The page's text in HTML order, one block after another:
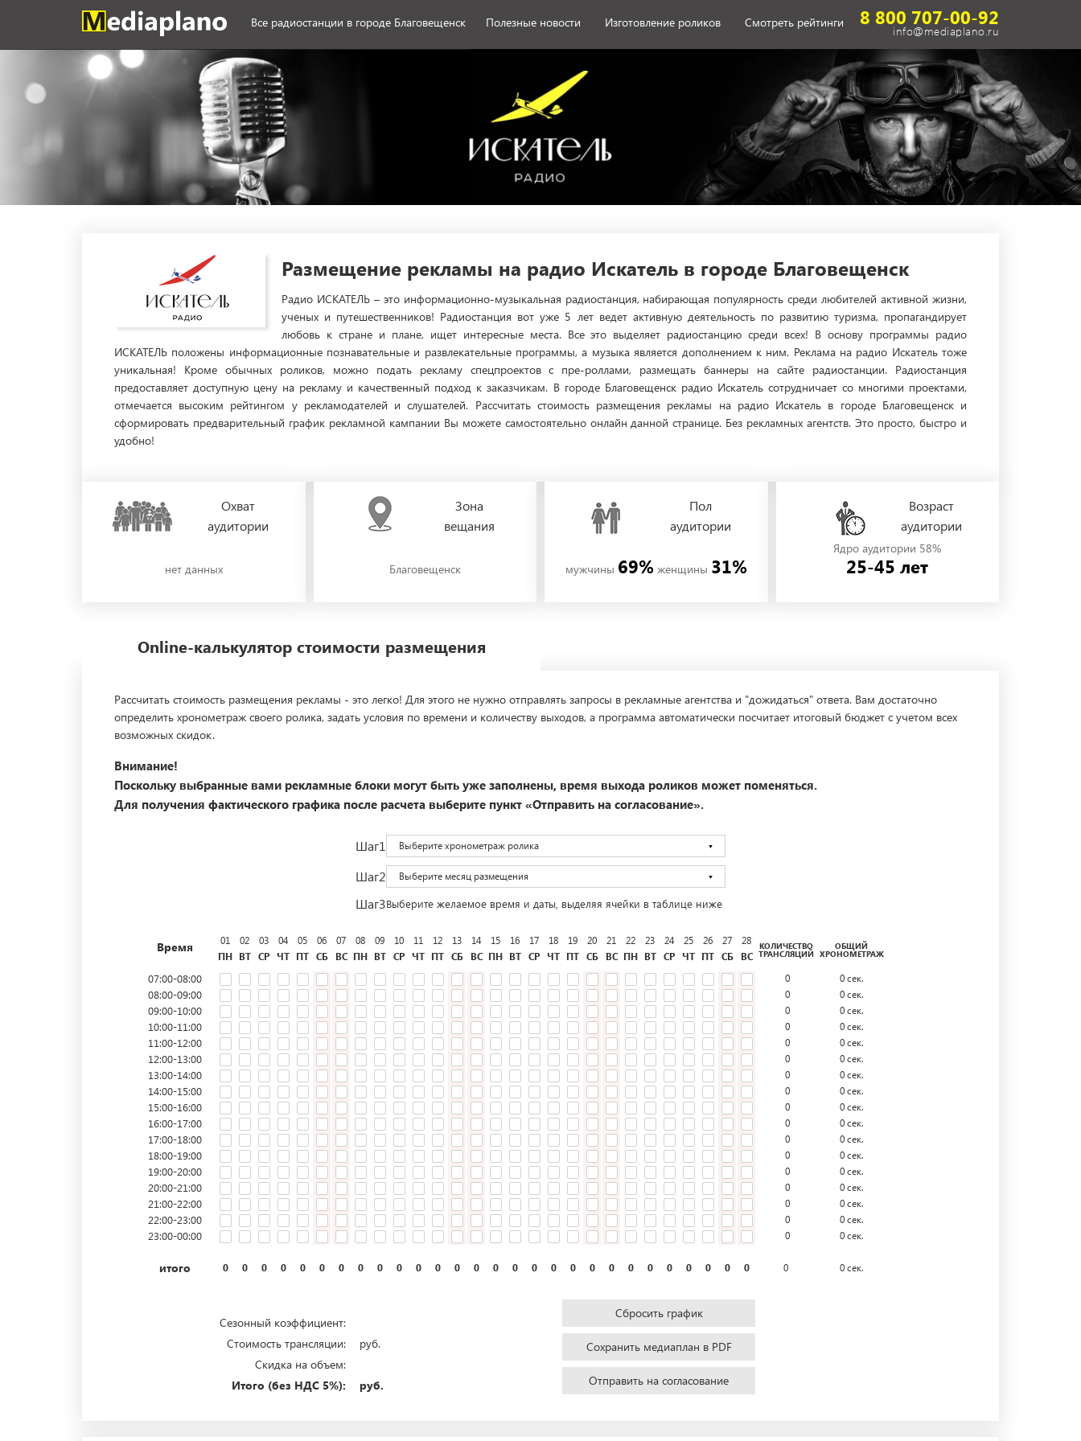
Все радиостанции в городе Благовещенск Полезные новости Изготовление роликов Смотреть рейтинги 8 800 707-00-92
info@mediaplano.ru
Размещение рекламы на радио Искатель в городе Благовещенск
Радио ИСКАТЕЛЬ – это информационно-музыкальная радиостанция, набирающая популярность среди любителей активной жизни,
ученых и путешественников! Радиостанция вот уже 5 лет ведет активную деятельность по развитию туризма, пропагандирует
любовь к стране и плане, ищет интересные места. Все это выделяет радиостанцию среди всех! В основу программы радио
ИСКАТЕЛЬ положены информационные познавательные и развлекательные программы, а музыка является дополнением к ним. Реклама на радио Искатель тоже
уникальная! Кроме обычных роликов, можно подать рекламу спецпроектов с пре-роллами, размещать баннеры на сайте радиостанции. Радиостанция
предоставляет доступную цену на рекламу и качественный подход к заказчикам. В городе Благовещенск радио Искатель сотрудничает со многими проектами,
отмечается высоким рейтингом у рекламодателей и слушателей. Рассчитать стоимость размещения рекламы на радио Искатель в городе Благовещенск и
сформировать предварительный график рекламной кампании Вы можете самостоятельно онлайн данной странице. Без рекламных агентств. Это просто, быстро и
удобно!
Охват
аудитории
нет данных
Зона
вещания
Благовещенск
Пол
аудитории
мужчины 69% женщины 31%
Возраст
аудитории
Ядро аудитории 58%
25-45 лет
Online-калькулятор стоимости размещения
Рассчитать стоимость размещения рекламы - это легко! Для этого не нужно отправлять запросы в рекламные агентства и "дожидаться" ответа. Вам достаточно
определить хронометраж своего ролика, задать условия по времени и количеству выходов, а программа автоматически посчитает итоговый бюджет с учетом всех
возможных скидок.
Внимание!
Поскольку выбранные вами рекламные блоки могут быть уже заполнены, время выхода роликов может поменяться.
Для получения фактического графика после расчета выберите пункт «Отправить на согласование».
Шаг1 Выберите хронометраж ролика
Шаг2 Выберите месяц размещения
Шаг3Выберите желаемое время и даты, выделяя ячейки в таблице ниже
Время
01
ПН
02
ВТ
03
СР
04
ЧТ
05
ПТ
06
СБ
07
ВС
08
ПН
09
ВТ
10
СР
11
ЧТ
12
ПТ
13
СБ
14
ВС
15
ПН
16
ВТ
17
СР
18
ЧТ
19
ПТ
20
СБ
21
ВС
22
ПН
23
ВТ
24
СР
25
ЧТ
26
ПТ
27
СБ
28
ВС
КОЛИЧЕСТВО
ТРАНСЛЯЦИЙ
ОБЩИЙ
ХРОНОМЕТРАЖ
07:00-08:00 0 0сек.
08:00-09:00 0 0сек.
09:00-10:00 0 0сек.
10:00-11:00 0 0сек.
11:00-12:00 0 0сек.
12:00-13:00 0 0сек.
13:00-14:00 0 0сек.
14:00-15:00 0 0сек.
15:00-16:00 0 0сек.
16:00-17:00 0 0сек.
17:00-18:00 0 0сек.
18:00-19:00 0 0сек.
19:00-20:00 0 0сек.
20:00-21:00 0 0сек.
21:00-22:00 0 0сек.
22:00-23:00 0 0сек.
23:00-00:00 0 0сек.
итого 0 0 0 0 0 0 0 0 0 0 0 0 0 0 0 0 0 0 0 0 0 0 0 0 0 0 0 0 0 0сек.
Сезонный коэффициент:
Стоимость трансляции:
руб.
Скидка на объем:
Итого (без НДС 5%):
руб.
Сбросить график
Сохранить медиаплан в PDF
Отправить на согласование